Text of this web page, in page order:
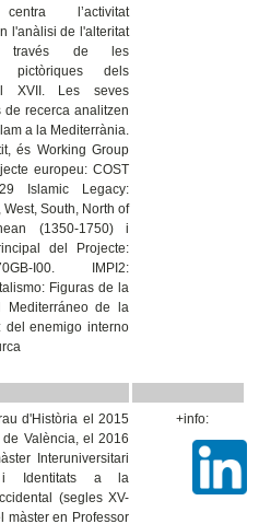
l’activitat
l'anàlisi de l'alteritat
través de les
pictòriques dels
XVII. Les seves
recerca analitzen
a la Mediterrània.
és Working Group
europeu: COST
Islamic Legacy:
West, South, North of
(1350-1750) i
del Projecte:
I00. IMPI2:
Figuras de la
Mediterráneo de la
del enemigo interno
d'Història el 2015
València, el 2016
Interuniversitari
i Identitats a la
(segles XV-
màster en Professor
+info: